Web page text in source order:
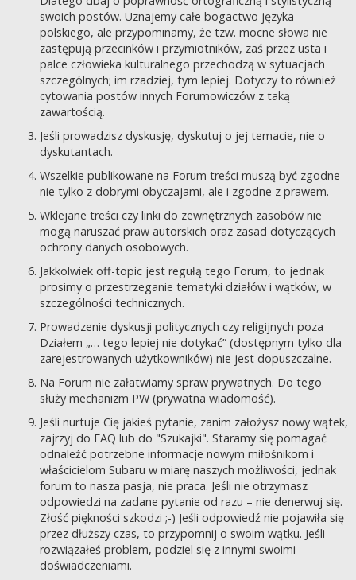
swoich postów. Uznajemy całe bogactwo języka
polskiego, ale przypominamy, że tzw. mocne słowa nie
zastępują przecinków i przymiotników, zaś przez usta i
palce człowieka kulturalnego przechodzą w sytuacjach
szczególnych; im rzadziej, tym lepiej. Dotyczy to również
cytowania postów innych Forumowiczów z taką
zawartością.
Jeśli prowadzisz dyskusję, dyskutuj o jej temacie, nie o
dyskutantach.
Wszelkie publikowane na Forum treści muszą być zgodne
nie tylko z dobrymi obyczajami, ale i zgodne z prawem.
Wklejane treści czy linki do zewnętrznych zasobów nie
mogą naruszać praw autorskich oraz zasad dotyczących
ochrony danych osobowych.
Jakkolwiek off-topic jest regułą tego Forum, to jednak
prosimy o przestrzeganie tematyki działów i wątków, w
szczególności technicznych.
Prowadzenie dyskusji politycznych czy religijnych poza
Działem „… tego lepiej nie dotykać” (dostępnym tylko dla
zarejestrowanych użytkowników) nie jest dopuszczalne.
Na Forum nie załatwiamy spraw prywatnych. Do tego
służy mechanizm PW (prywatna wiadomość).
Jeśli nurtuje Cię jakieś pytanie, zanim założysz nowy wątek,
zajrzyj do FAQ lub do "Szukajki". Staramy się pomagać
odnaleźć potrzebne informacje nowym miłośnikom i
właścicielom Subaru w miarę naszych możliwości, jednak
forum to nasza pasja, nie praca. Jeśli nie otrzymasz
odpowiedzi na zadane pytanie od razu – nie denerwuj się.
Złość piękności szkodzi ;-) Jeśli odpowiedź nie pojawiła się
przez dłuższy czas, to przypomnij o swoim wątku. Jeśli
rozwiązałeś problem, podziel się z innymi swoimi
doświadczeniami.